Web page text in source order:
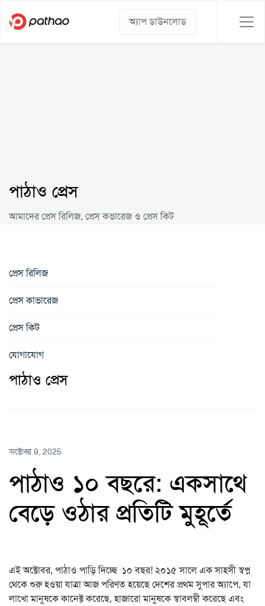
অ্যাপ ডাউনলোড
পাঠাও প্রেস
আমাদের প্রেস রিলিজ, প্রেস কভারেজ ও প্রেস কিট
প্রেস রিলিজ
প্রেস কাভারেজ
প্রেস কিট
যোগাযোগ
পাঠাও প্রেস
অক্টোবর 9, 2025
পাঠাও ১০ বছরে: একসাথে
বেড়ে ওঠার প্রতিটি মুহূর্তে
এই অক্টোবর, পাঠাও পাড়ি দিচ্ছে ১০ বছর! ২০১৫ সালে এক সাহসী স্বপ্ন
থেকে শুরু হওয়া যাত্রা আজ পরিণত হয়েছে দেশের প্রথম সুপার অ্যাপে, যা
লাখো মানুষকে কানেক্ট করেছে, হাজারো মানুষকে স্বাবলম্বী করেছে এবং